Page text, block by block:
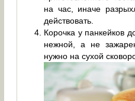
на час, иначе
действовать.
Корочка у панкейков
нежной, а не
нужно на сухой